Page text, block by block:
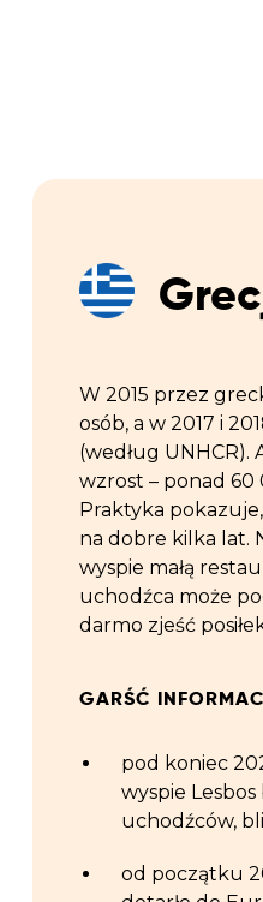
W 2015 przez
osób, a w 2017 i
(według UNHCR).
wzrost – ponad 60
Praktyka
na dobre kilka lat.
wyspie małą
uchodźca może
darmo zjeść
GARŚĆ
pod koniec
wyspie Lesbos
uchodźców,
od początku